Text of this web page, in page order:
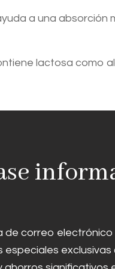
a una absorción
lactosa como
de correo electrónico